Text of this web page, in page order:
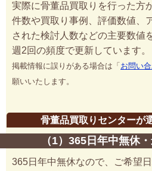
実際に骨董品買取りを行った方
件数や買取り事例、評価数値、
された検討人数などの主要数値
週2回の頻度で更新しています。
掲載情報に誤りがある場合は「 お問い
願いいたします。
骨董品買取りセンターが
（1）365日年中無休
365日年中無休なので、ご希望